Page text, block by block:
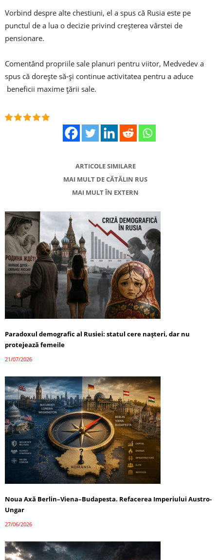
Vorbind despre alte chestiuni, el a spus că Rusia este pe
punctul de a lua o decizie privind creșterea vârstei de
pensionare.
Comentând propriile sale planuri pentru viitor, Medvedev a
spus că dorește să-și continue activitatea pentru a aduce
beneficii maxime țării sale.
ARTICOLE SIMILARE
MAI MULT DE CĂTĂLIN RUS
MAI MULT ÎN EXTERN
Paradoxul demografic al Rusiei: statul cere nașteri, dar nu
protejează femeile
21/07/2026
Noua Axă Berlin–Viena–Budapesta. Refacerea Imperiului Austro-
Ungar
27/06/2026